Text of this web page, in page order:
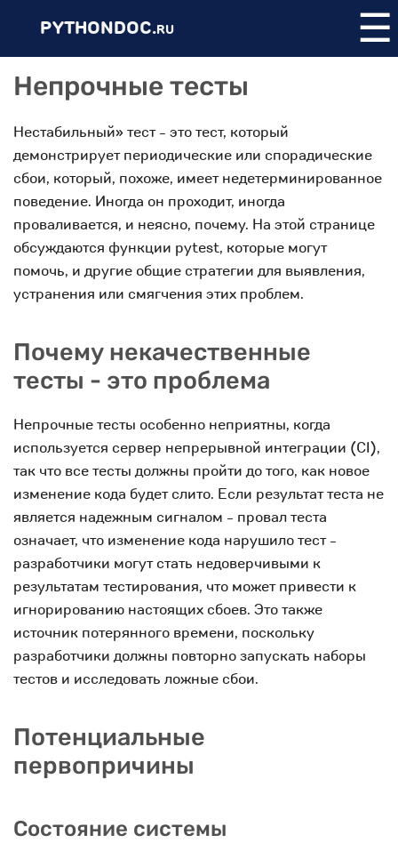
PYTHONDOC.RU ☰
Непрочные тесты
Нестабильный» тест - это тест, который
демонстрирует периодические или спорадические
сбои, который, похоже, имеет недетерминированное
поведение. Иногда он проходит, иногда
проваливается, и неясно, почему. На этой странице
обсуждаются функции pytest, которые могут
помочь, и другие общие стратегии для выявления,
устранения или смягчения этих проблем.
Почему некачественные
тесты - это проблема
Непрочные тесты особенно неприятны, когда
используется сервер непрерывной интеграции (CI),
так что все тесты должны пройти до того, как новое
изменение кода будет слито. Если результат теста не
является надежным сигналом - провал теста
означает, что изменение кода нарушило тест -
разработчики могут стать недоверчивыми к
результатам тестирования, что может привести к
игнорированию настоящих сбоев. Это также
источник потерянного времени, поскольку
разработчики должны повторно запускать наборы
тестов и исследовать ложные сбои.
Потенциальные
первопричины
Состояние системы